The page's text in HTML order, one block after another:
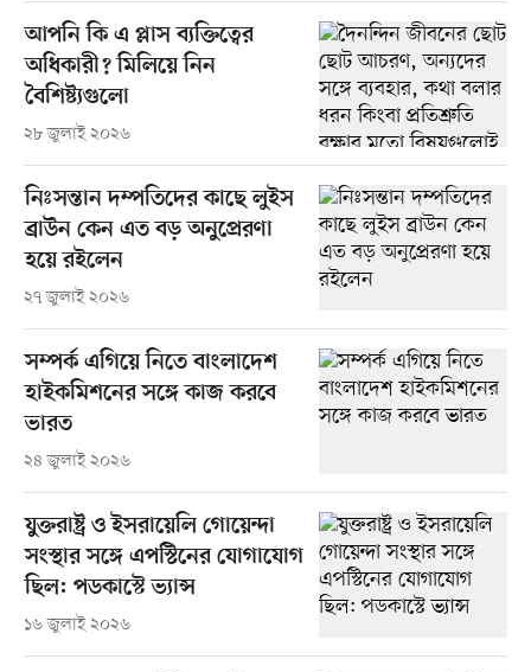
আপনি কি এ প্লাস ব্যক্তিত্বের
অধিকারী? মিলিয়ে নিন
বৈশিষ্ট্যগুলো
২৮ জুলাই ২০২৬
নিঃসন্তান দম্পতিদের কাছে লুইস
ব্রাউন কেন এত বড় অনুপ্রেরণা
হয়ে রইলেন
২৭ জুলাই ২০২৬
সম্পর্ক এগিয়ে নিতে বাংলাদেশ
হাইকমিশনের সঙ্গে কাজ করবে
ভারত
২৪ জুলাই ২০২৬
যুক্তরাষ্ট্র ও ইসরায়েলি গোয়েন্দা
সংস্থার সঙ্গে এপস্টিনের যোগাযোগ
ছিল: পডকাস্টে ভ্যান্স
১৬ জুলাই ২০২৬